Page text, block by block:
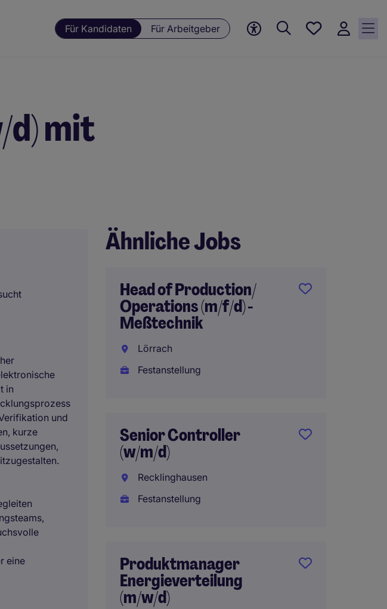
Für Kandidaten Für Arbeitgeber
Meine
mit
in
und
kurze
eine
Ähnliche Jobs
Head of Production/
Operations (m/f/d) -
Meßtechnik
Lörrach
Festanstellung
Senior Controller
(w/m/d)
Recklinghausen
Festanstellung
Produktmanager
Energieverteilung
(m/w/d)